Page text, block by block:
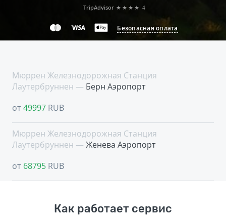
Безопасная оплата
TripAdvisor ★★★★ 4
Мюррен Железнодорожная Cтанция
Лаутербруннен — Берн Аэропорт
от49997 RUB
Мюррен Железнодорожная Cтанция
Лаутербруннен — Женева Аэропорт
от 68795 RUB
Как работает сервис